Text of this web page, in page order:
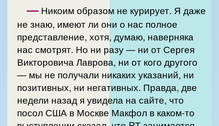
— Никоим образом не курирует. Я даже
не знаю, имеют ли они о нас полное
представление, хотя, думаю, наверняка
нас смотрят. Но ни разу — ни от Сергея
Викторовича Лаврова, ни от кого другого
— мы не получали никаких указаний, ни
позитивных, ни негативных. Правда, две
недели назад я увидела на сайте, что
посол США в Москве Макфол в каком-то